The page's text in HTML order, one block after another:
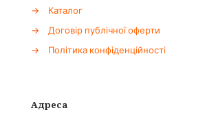
→
Каталог
→
Договір публічної оферти
→
Політика конфіденційності
Адреса